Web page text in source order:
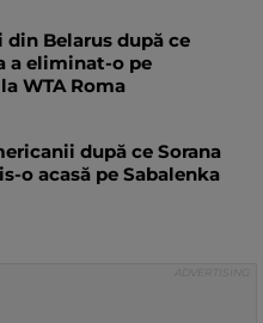
din Belarus după ce
a eliminat-o pe
WTA Roma
după ce Sorana
o acasă pe Sabalenka